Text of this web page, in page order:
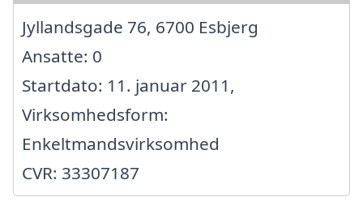
Jyllandsgade 76, 6700 Esbjerg
Ansatte: 0
Startdato: 11. januar 2011,
Virksomhedsform:
Enkeltmandsvirksomhed
CVR: 33307187